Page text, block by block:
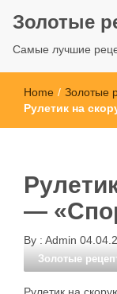
Золотые
Самые лучшие
Home / Золотые
Рулетик на
—
By : Admin
Золотые